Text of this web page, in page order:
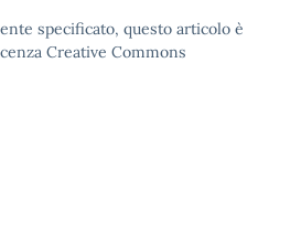
specificato, questo articolo è
Creative Commons